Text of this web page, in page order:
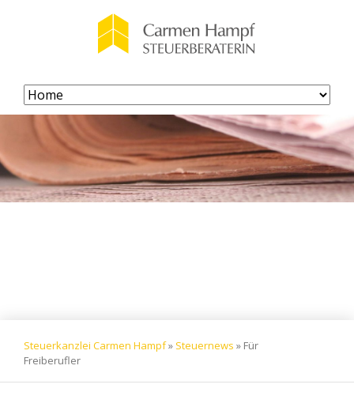
Navigation
überspringen
Steuerkanzlei Carmen Hampf» Steuernews » Für
Freiberufler